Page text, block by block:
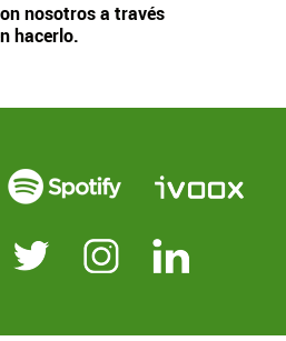
nosotros a través
hacerlo.